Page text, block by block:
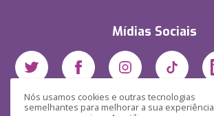
Nós usamos cookies e outras tecnologias
semelhantes para melhorar a sua experiência
Mídias Sociais